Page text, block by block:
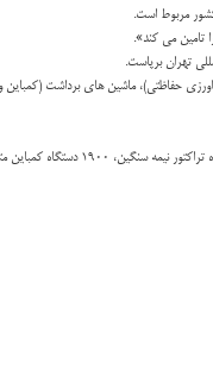
مربوط است.
تامین می کند».
تهران برپاست.
حفاظتی)، ماشین های برداشت (کمباین